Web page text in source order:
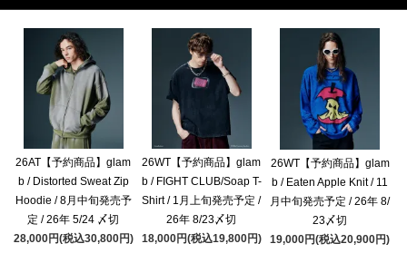
26AT【予約商品】glam
b / Distorted Sweat Zip
Hoodie / 8月中旬発売予
定 / 26年 5/24 〆切
28,000円(税込30,800円)
26WT【予約商品】glam
b / FIGHT CLUB/Soap T-
Shirt / 1月上旬発売予定 /
26年 8/23〆切
18,000円(税込19,800円)
26WT【予約商品】glam
b / Eaten Apple Knit / 11
月中旬発売予定 / 26年 8/
23〆切
19,000円(税込20,900円)